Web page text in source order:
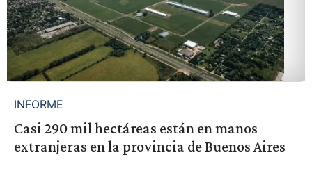
INFORME
Casi 290 mil hectáreas están en manos
extranjeras en la provincia de Buenos Aires